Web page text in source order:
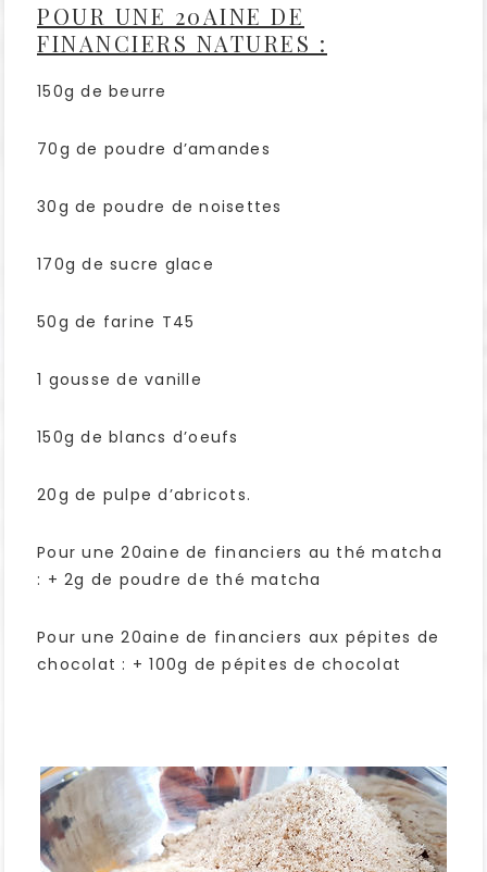
POUR UNE 20AINE DE
FINANCIERS NATURES :
150g de beurre
70g de poudre d’amandes
30g de poudre de noisettes
170g de sucre glace
50g de farine T45
1 gousse de vanille
150g de blancs d’oeufs
20g de pulpe d’abricots.
Pour une 20aine de financiers au thé matcha
: + 2g de poudre de thé matcha
Pour une 20aine de financiers aux pépites de
chocolat : + 100g de pépites de chocolat